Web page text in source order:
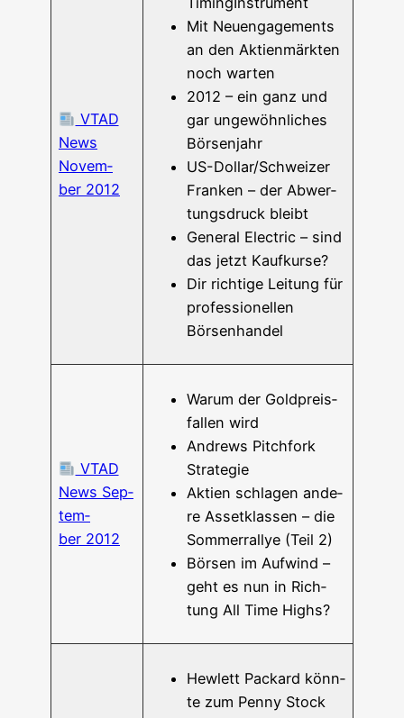
VTAD
News
Novem­
ber 2012
Mit Neu­enga­ge­ments
an den Akti­en­märk­ten
noch warten
2012 – ein ganz und
gar unge­wöhn­li­ches
Börsenjahr
US-Dol­lar/­­Schwei­­zer
Fran­ken – der Abwer­
tungs­druck bleibt
Gene­ral Elec­tric – sind
das jetzt Kaufkurse?
Dir rich­ti­ge Lei­tung für
pro­fes­sio­nel­len
Börsenhandel
VTAD
News Sep­
tem­
ber 2012
War­um der Gold­preis­
fal­len wird
Andrews Pitch­fork
Strategie
Akti­en schla­gen ande­
re Asset­klas­sen – die
Som­mer­ral­lye (Teil 2)
Bör­sen im Auf­wind –
geht es nun in Rich­
tung All Time Highs?
Hew­lett Packard könn­
te zum Pen­ny Stock